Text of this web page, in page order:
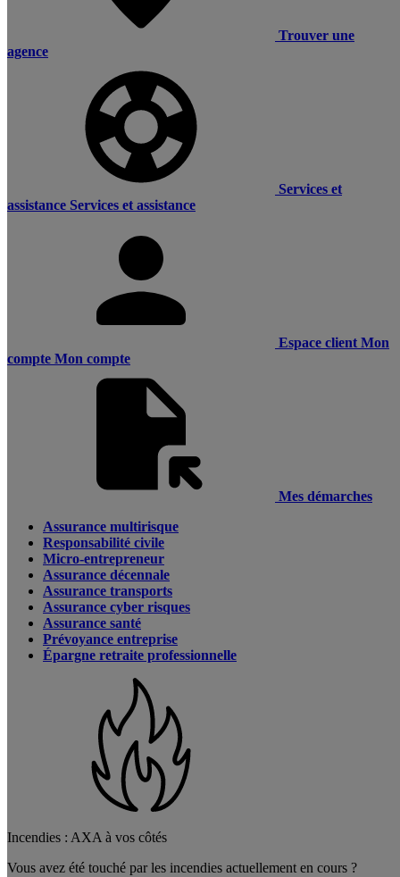
Trouver une
agence
Services et
assistance Services et assistance
Espace client Mon
compte Mon compte
Mes démarches
Assurance multirisque
Responsabilité civile
Micro-entrepreneur
Assurance décennale
Assurance transports
Assurance cyber risques
Assurance santé
Prévoyance entreprise
Épargne retraite professionnelle
Incendies : AXA à vos côtés
Vous avez été touché par les incendies actuellement en cours ?